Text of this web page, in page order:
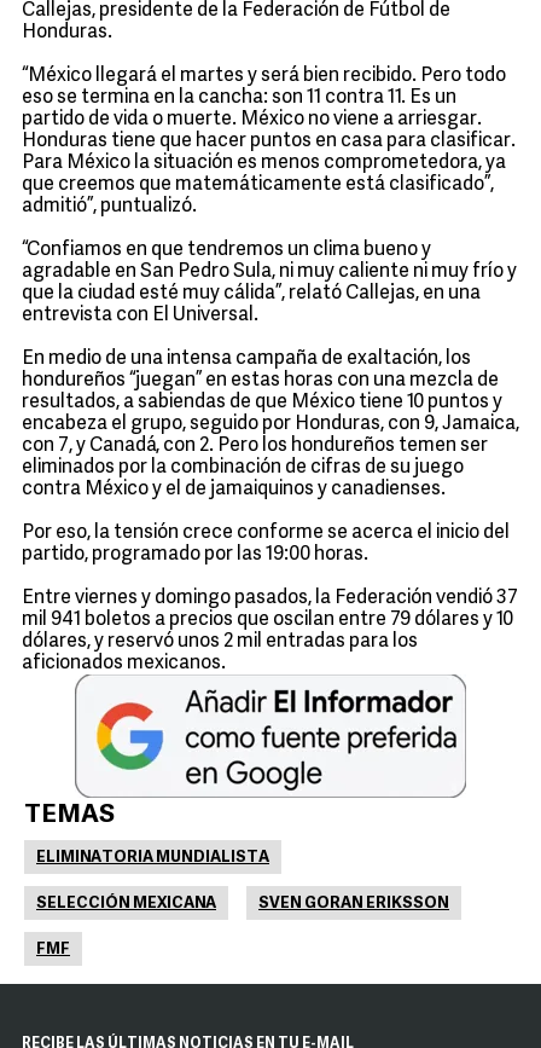
Callejas, presidente de la Federación de Fútbol de
Honduras.
“México llegará el martes y será bien recibido. Pero todo
eso se termina en la cancha: son 11 contra 11. Es un
partido de vida o muerte. México no viene a arriesgar.
Honduras tiene que hacer puntos en casa para clasificar.
Para México la situación es menos comprometedora, ya
que creemos que matemáticamente está clasificado”,
admitió”, puntualizó.
“Confiamos en que tendremos un clima bueno y
agradable en San Pedro Sula, ni muy caliente ni muy frío y
que la ciudad esté muy cálida”, relató Callejas, en una
entrevista con El Universal.
En medio de una intensa campaña de exaltación, los
hondureños “juegan” en estas horas con una mezcla de
resultados, a sabiendas de que México tiene 10 puntos y
encabeza el grupo, seguido por Honduras, con 9, Jamaica,
con 7, y Canadá, con 2. Pero los hondureños temen ser
eliminados por la combinación de cifras de su juego
contra México y el de jamaiquinos y canadienses.
Por eso, la tensión crece conforme se acerca el inicio del
partido, programado por las 19:00 horas.
Entre viernes y domingo pasados, la Federación vendió 37
mil 941 boletos a precios que oscilan entre 79 dólares y 10
dólares, y reservó unos 2 mil entradas para los
aficionados mexicanos.
TEMAS
ELIMINATORIA MUNDIALISTA
SELECCIÓN MEXICANA SVEN GORAN ERIKSSON
FMF
RECIBE LAS ÚLTIMAS NOTICIAS EN TU E-MAIL